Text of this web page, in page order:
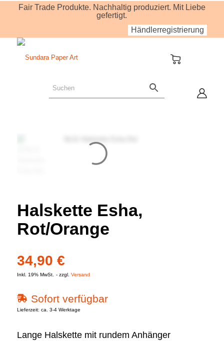
Fair Trade Produkte. Nachhaltig produziert. Mit Liebe
gefertigt.
Händlerregistrierung
Halskette Esha,
Rot/Orange
34,90 €
Inkl. 19% MwSt. zzgl. Versand
Sofort verfügbar
Lieferzeit: ca. 3-4 Werktage
Lange Halskette mit rundem Anhänger